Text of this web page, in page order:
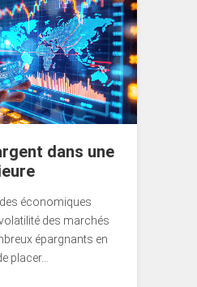
dans une
économiques
des marchés
épargnants en
placer…